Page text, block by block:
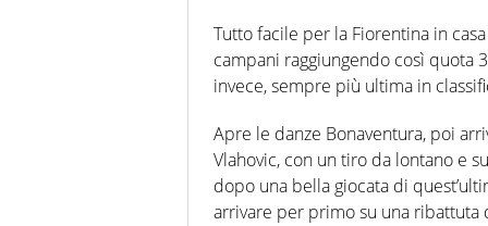
Tutto facile per la Fiorentina in
campani raggiungendo così quota
invece, sempre più ultima in
Apre le danze Bonaventura, poi
Vlahovic, con un tiro da lontano e
dopo una bella giocata di
arrivare per primo su una ribattuta